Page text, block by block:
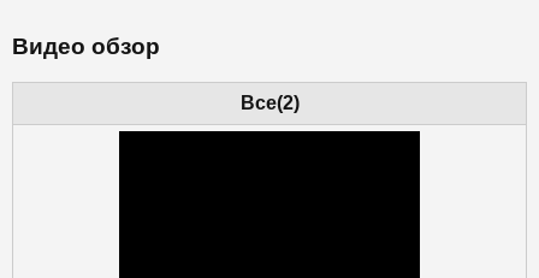
Видео обзор
Все(2)